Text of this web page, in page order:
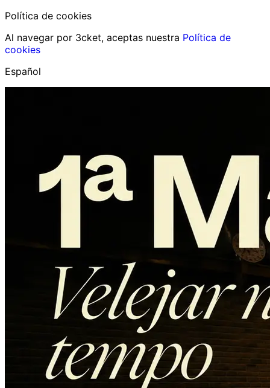
Política de cookies
Al navegar por 3cket, aceptas nuestra Política de
cookies
Español